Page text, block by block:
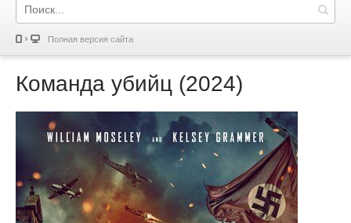
Полная версия сайта
Команда убийц (2024)